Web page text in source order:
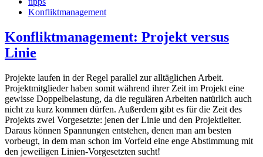
Konfliktmanagement
Konfliktmanagement: Projekt versus
Linie
Projekte laufen in der Regel parallel zur alltäglichen Arbeit.
Projektmitglieder haben somit während ihrer Zeit im Projekt eine
gewisse Doppelbelastung, da die regulären Arbeiten natürlich auch
nicht zu kurz kommen dürfen. Außerdem gibt es für die Zeit des
Projekts zwei Vorgesetzte: jenen der Linie und den Projektleiter.
Daraus können Spannungen entstehen, denen man am besten
vorbeugt, in dem man schon im Vorfeld eine enge Abstimmung mit
den jeweiligen Linien-Vorgesetzten sucht!